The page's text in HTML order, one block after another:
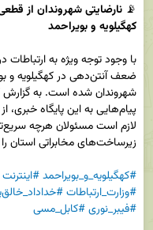
📡
کهگیلویه و بویراحمد
#کهگیلویه_و_بویراحمد#اینترنت
#وزارت_ارتباطات#خداداد_خالق‌پناه
#فیبر_نوری#کابل_مسی